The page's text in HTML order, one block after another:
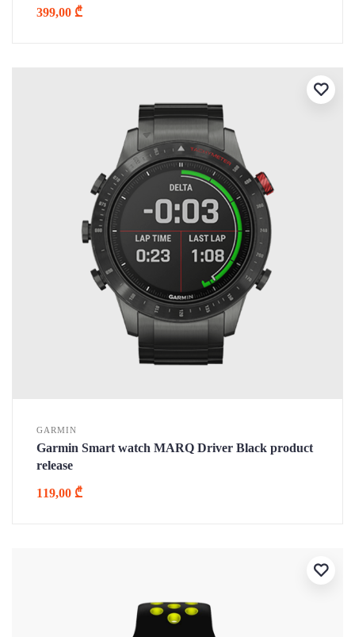
399,00 ₾
GARMIN
Garmin Smart watch MARQ Driver Black product
release
119,00 ₾